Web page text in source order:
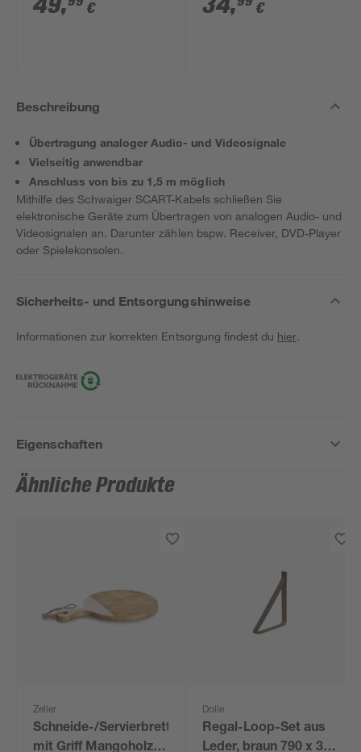
€ €
Beschreibung
Übertragung analoger Audio- und Videosignale
Vielseitig anwendbar
Anschluss von bis zu 1,5 m möglich
Mithilfe des Schwaiger SCART-Kabels schließen Sie
elektronische Geräte zum Übertragen von analogen Audio- und
Videosignalen an. Darunter zählen bspw. Receiver, DVD-Player
oder Spielekonsolen.
Sicherheits- und Entsorgungshinweise
Informationen zur korrekten Entsorgung findest du hier.
Eigenschaften
Ähnliche Produkte
Zeller
Schneide-/Servierbrett
mit Griff Mangoholz
Dolle
Regal-Loop-Set aus
Leder, braun 790 x 30